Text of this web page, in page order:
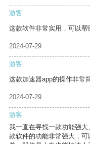
游客
这款软件非常实用，可以帮
2024-07-29
游客
这款加速器app的操作非常
2024-07-29
游客
我一直在寻找一款功能强
款软件的功能非常强大，